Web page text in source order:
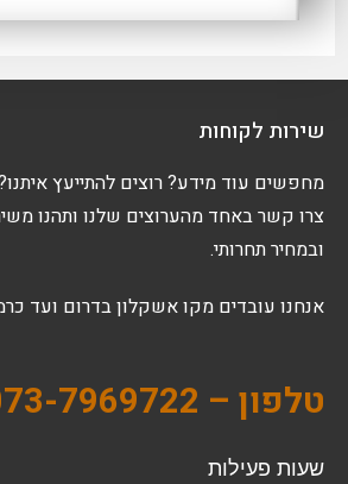
שירות לקוחות
מחפשים עוד מידע? רוצים להתייעץ
צרו קשר באחד מהערוצים שלנו ותהנו
ובמחיר תחרותי.
אנחנו עובדים מקו אשקלון בדרום ועד
טלפון – 073-7969722
שעות פעילות